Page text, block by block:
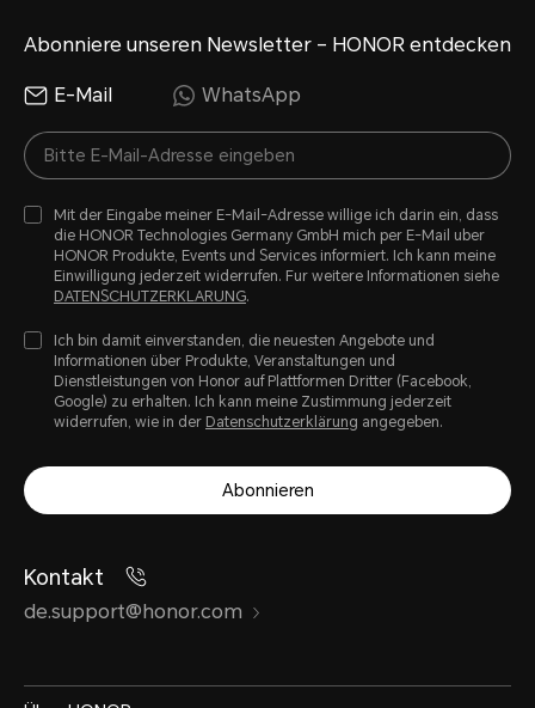
Abonniere unseren Newsletter – HONOR entdecken
E-Mail WhatsApp
Mit der Eingabe meiner E-Mail-Adresse willige ich darin ein, dass
die HONOR Technologies Germany GmbH mich per E-Mail uber
HONOR Produkte, Events und Services informiert. Ich kann meine
Einwilligung jederzeit widerrufen. Fur weitere Informationen siehe
DATENSCHUTZERKLARUNG.
Ich bin damit einverstanden, die neuesten Angebote und
Informationen über Produkte, Veranstaltungen und
Dienstleistungen von Honor auf Plattformen Dritter (Facebook,
Google) zu erhalten. Ich kann meine Zustimmung jederzeit
widerrufen, wie in der Datenschutzerklärung angegeben.
Abonnieren
Kontakt
de.support@honor.com